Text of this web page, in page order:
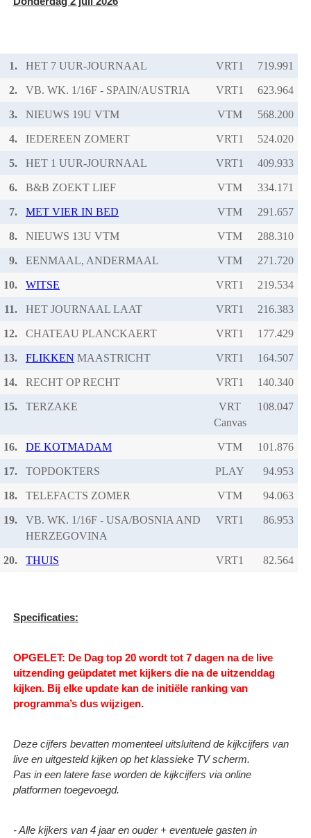
1. HET 7 UUR-JOURNAAL VRT1
2. VB. WK. 1/16F - SPAIN/AUSTRIA VRT1
3. NIEUWS 19U VTM VTM
4. IEDEREEN ZOMERT VRT1
5. HET 1 UUR-JOURNAAL VRT1
6. B&B ZOEKT LIEF VTM
7. MET VIER IN BED VTM
8. NIEUWS 13U VTM VTM
9. EENMAAL, ANDERMAAL VTM
10. WITSE VRT1
11. HET JOURNAAL LAAT VRT1
12. CHATEAU PLANCKAERT VRT1
13. FLIKKEN MAASTRICHT VRT1
14. RECHT OP RECHT VRT1
15. TERZAKE
VRT
Canvas
16. DE KOTMADAM VTM
17. TOPDOKTERS PLAY
18. TELEFACTS ZOMER VTM
19.
VB. WK. 1/16F - USA/BOSNIA AND
HERZEGOVINA
VRT1
20. THUIS VRT1
Specificaties:
OPGELET: De Dag top 20 wordt tot 7 dagen na de live
uitzending geüpdatet met kijkers die na de uitzenddag
kijken. Bij elke update kan de initiële ranking van
programma’s dus wijzigen.
Deze cijfers bevatten momenteel uitsluitend de kijkcijfers van
live en uitgesteld kijken op het klassieke TV scherm.
Pas in een latere fase worden de kijkcijfers via online
platformen toegevoegd.
- Alle kijkers van 4 jaar en ouder + eventuele gasten in